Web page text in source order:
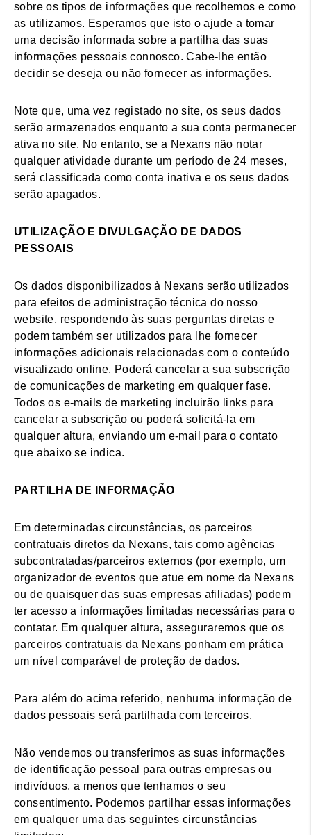
sobre os tipos de informações que recolhemos e como
as utilizamos. Esperamos que isto o ajude a tomar
uma decisão informada sobre a partilha das suas
informações pessoais connosco. Cabe-lhe então
decidir se deseja ou não fornecer as informações.
Note que, uma vez registado no site, os seus dados
serão armazenados enquanto a sua conta permanecer
ativa no site. No entanto, se a Nexans não notar
qualquer atividade durante um período de 24 meses,
será classificada como conta inativa e os seus dados
serão apagados.
UTILIZAÇÃO E DIVULGAÇÃO DE DADOS
PESSOAIS
Os dados disponibilizados à Nexans serão utilizados
para efeitos de administração técnica do nosso
website, respondendo às suas perguntas diretas e
podem também ser utilizados para lhe fornecer
informações adicionais relacionadas com o conteúdo
visualizado online. Poderá cancelar a sua subscrição
de comunicações de marketing em qualquer fase.
Todos os e-mails de marketing incluirão links para
cancelar a subscrição ou poderá solicitá-la em
qualquer altura, enviando um e-mail para o contato
que abaixo se indica.
PARTILHA DE INFORMAÇÃO
Em determinadas circunstâncias, os parceiros
contratuais diretos da Nexans, tais como agências
subcontratadas/parceiros externos (por exemplo, um
organizador de eventos que atue em nome da Nexans
ou de quaisquer das suas empresas afiliadas) podem
ter acesso a informações limitadas necessárias para o
contatar. Em qualquer altura, asseguraremos que os
parceiros contratuais da Nexans ponham em prática
um nível comparável de proteção de dados.
Para além do acima referido, nenhuma informação de
dados pessoais será partilhada com terceiros.
Não vendemos ou transferimos as suas informações
de identificação pessoal para outras empresas ou
indivíduos, a menos que tenhamos o seu
consentimento. Podemos partilhar essas informações
em qualquer uma das seguintes circunstâncias